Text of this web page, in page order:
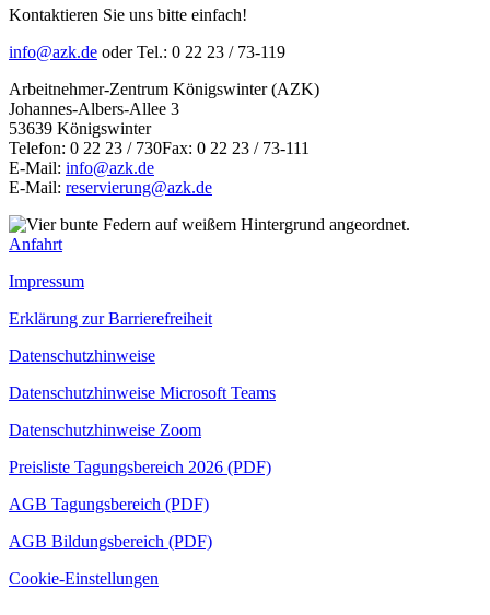
Kontaktieren Sie uns bitte einfach!
info@azk.de oder Tel.: 0 22 23 / 73-119
Arbeitnehmer-Zentrum Königswinter (AZK)
Johannes-Albers-Allee 3
53639 Königswinter
Telefon: 0 22 23 / 730Fax: 0 22 23 / 73-111
E-Mail: info@azk.de
E-Mail: reservierung@azk.de
Anfahrt
Impressum
Erklärung zur Barrierefreiheit
Datenschutzhinweise
Datenschutzhinweise Microsoft Teams
Datenschutzhinweise Zoom
Preisliste Tagungsbereich 2026 (PDF)
AGB Tagungsbereich (PDF)
AGB Bildungsbereich (PDF)
Cookie-Einstellungen